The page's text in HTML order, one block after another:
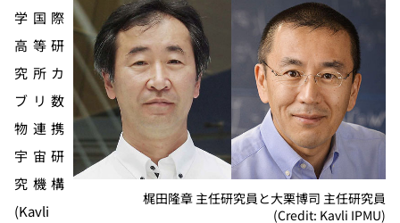
梶田隆章 主任研究員と大栗博司 主任研究員
(Credit: Kavli IPMU)
学国際
高等研
究所カ
ブリ数
物連携
宇宙研
究機構
(Kavli